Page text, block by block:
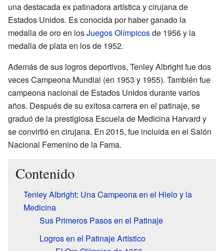
una destacada ex patinadora artística y cirujana de
Estados Unidos. Es conocida por haber ganado la
medalla de oro en losJuegos Olímpicosde 1956 y la
medalla de plata en los de 1952.
Además de sus logros deportivos, Tenley Albright fue dos
veces Campeona Mundial (en 1953 y 1955). También fue
campeona nacional de Estados Unidos durante varios
años. Después de su exitosa carrera en el patinaje, se
graduó de la prestigiosa Escuela de Medicina Harvard y
se convirtió en cirujana. En 2015, fue incluida en el Salón
Nacional Femenino de la Fama.
Contenido
Tenley Albright: Una Campeona en el Hielo y la
Medicina
Sus Primeros Pasos en el Patinaje
Logros en el Patinaje Artístico